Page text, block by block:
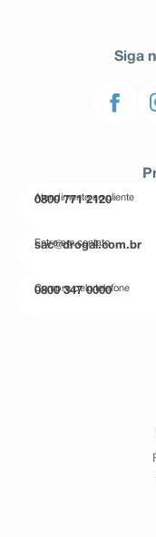
Siga
Atendimento ao cliente
0800 771 2120
Entre em contato
sac@drogal.com.br
Compre pelo telefone
0800 347 0000